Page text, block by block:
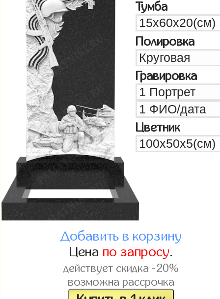
Тумба
Полировка
Гравировка
Цветник
Добавить в корзину
Цена по запросу.
действует скидка -20%
возможна рассрочка